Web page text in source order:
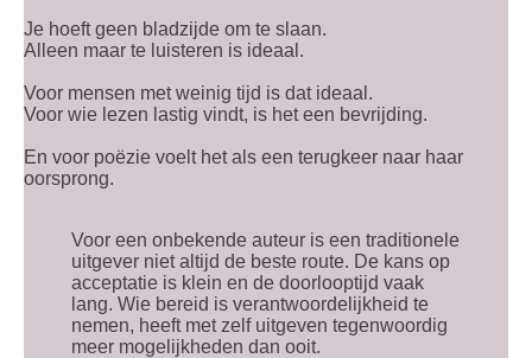
Je hoeft geen bladzijde om te slaan.
Alleen maar te luisteren is ideaal.
Voor mensen met weinig tijd is dat ideaal.
Voor wie lezen lastig vindt, is het een bevrijding.
En voor poëzie voelt het als een terugkeer naar haar
oorsprong.
Voor een onbekende auteur is een traditionele
uitgever niet altijd de beste route. De kans op
acceptatie is klein en de doorlooptijd vaak
lang. Wie bereid is verantwoordelijkheid te
nemen, heeft met zelf uitgeven tegenwoordig
meer mogelijkheden dan ooit.